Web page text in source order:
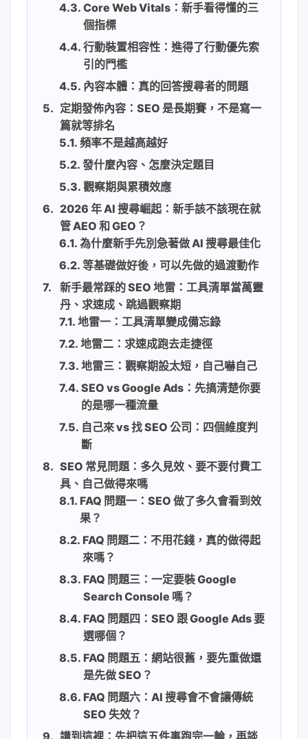
Core Web Vitals：新手看得懂的三
個指標
行動裝置相容性：進得了行動優先索
引的門檻
內容本體：真的回答搜尋者的問題
定期發佈內容：SEO 是長期賽，不是寫一
篇就等排名
頻率不是越高越好
發什麼內容、怎麼決定題目
觀察期與累積效應
2026 年 AI 搜尋崛起：新手該不該現在就
管 AEO 和 GEO？
為什麼新手先別急著做 AI 搜尋最佳化
等基礎做好後，可以先做的過渡動作
新手最常踩的 SEO 地雷：工具清單當萬靈
丹、求速成、跳過觀察期
地雷一：工具清單變成備忘錄
地雷二：求速成跑去走捷徑
地雷三：觀察期設太短，自己嚇自己
SEO vs Google Ads：先搞清楚你要
的是哪一種流量
自己來 vs 找 SEO 公司：四個維度判
斷
SEO 常見問題：多久見效、要不要付費工
具、自己做得來嗎
FAQ 問題一：SEO 做了多久會看到效
果？
FAQ 問題二：不用花錢，真的做得起
來嗎？
FAQ 問題三：一定要裝 Google
Search Console 嗎？
FAQ 問題四：SEO 跟 Google Ads 要
選哪個？
FAQ 問題五：網站很舊，要先重做還
是先做 SEO？
FAQ 問題六：AI 搜尋會不會讓傳統
SEO 失效？